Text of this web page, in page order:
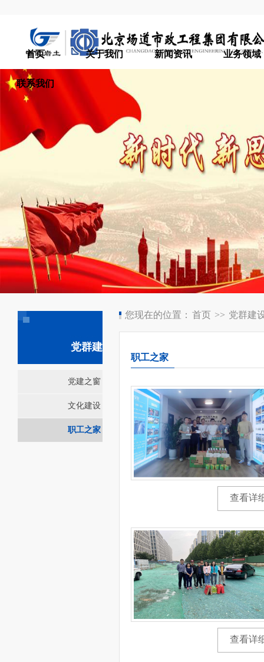
首页 关于我们 新闻资讯 业务领域
联系我们
党群建设
党建之窗
文化建设
职工之家
您现在的位置： 首页 >> 党群建
职工之家
查看详
查看详